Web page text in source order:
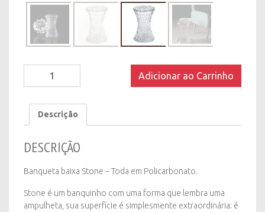
quantity
Adicionar ao Carrinho
Descrição
DESCRIÇÃO
Banqueta baixa Stone – Toda em Policarbonato.
Stone é um banquinho com uma forma que lembra uma
ampulheta, sua superfície é simplesmente extraordinária: é